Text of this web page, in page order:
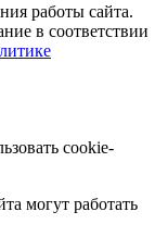
работы сайта.
в соответствии
cookie-
могут работать